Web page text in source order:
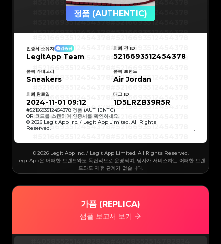
#5216693512454378#5216693512454378
#5216693512454378#5216693512454378
#5216693512454378#5216693512454378
#5216693512454378#5216693512454378
#5216693512454378
#5216693512454378
#5216693512454378
#5216693512454378
#5216693512454378
#5216693512454378
#5216693512454378
#5216693512454378
#5216693512454378
#5216693512454378
#5216693512454378
#5216693512454378
#5216693512454378#5216693512454378
#5216693512454378#5216693512454378
#5216693512454378
#5216693512454378#5216693512454378
#5216693512454378#5216693512454378
#5216693512454378#5216693512454378
#5216693512454378#5216693512454378
#5216693512454378#5216693512454378
#5216693512454378#5216693512454378
정품 (AUTHENTIC)
#5216693512454378
#5216693512454378
#5216693512454378
#5216693512454378
#5216693512454378
#5216693512454378
#5216693512454378
#5216693512454378
#5216693512454378
#5216693512454378
#5216693512454378#5216693512454378
#5216693512454378#5216693512454378
#5216693512454378#5216693512454378
#5216693512454378#5216693512454378
#5216693512454378#5216693512454378
#5216693512454378#5216693512454378
#5216693512454378#5216693512454378
#5216693512454378#5216693512454378
#5216693512454378#5216693512454378
#5216693512454378#5216693512454378
#5216693512454378#5216693512454378
인증서 소유자 검증됨
LegitApp Team
의뢰 건 ID
5216693512454378
품목 카테고리
Sneakers
품목 브랜드
Air Jordan
의뢰 완료일
2024-11-01 09:12
태그 ID
1D5LRZB39R5R
#5216693512454378 정품 (AUTHENTIC)
QR 코드를 스캔하여 인증서를 확인하세요.
© 2026 Legit App Inc. / Legit App Limited. All Rights
Reserved.
© 2026 Legit App Inc. / Legit App Limited. All Rights Reserved.
LegitApp은 어떠한 브랜드와도 독립적으로 운영되며, 당사가 서비스하는 어떠한 브랜
드와도 제휴 관계가 없습니다.
가품 (REPLICA)
샘플 보고서 보기